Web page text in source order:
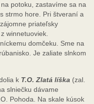
potoku, zastavíme sa na
strmo hore. Pri štveraní a
priateľsky
winnetuoviek.
domčeku. Sme na
Je zaliate slnkom
k T.O. Zlatá líška (zal.
slniečku dávame
Pohoda. Na skale kúsok